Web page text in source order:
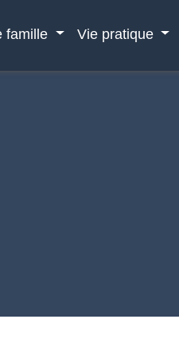
famille Vie pratique